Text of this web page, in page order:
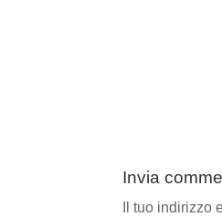
Invia
Il tuo indirizzo